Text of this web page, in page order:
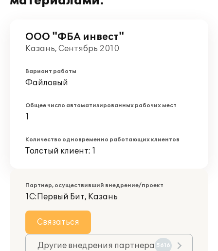
ООО "ФБА инвест"
Казань, Сентябрь 2010
Вариант работы
Файловый
Общее число автоматизированных рабочих мест
1
Количество одновременно работающих клиентов
Толстый клиент: 1
Партнер, осуществивший внедрение/проект
1С:Первый Бит, Казань
Связаться
Другие внедрения партнера 5616